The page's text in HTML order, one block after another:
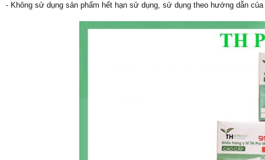
- Không sử dụng sản phẩm hết hạn sử dụng, sử dụng theo hướng dẫn